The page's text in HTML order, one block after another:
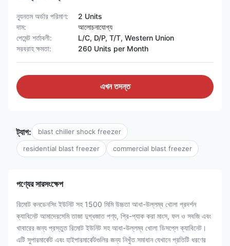
ন্যূনতম অর্ডার পরিমাণ:
2 Units
দাম:
আলোচনাযোগ্য
পেমেন্ট শর্তাবলী:
L/C, D/P, T/T, Western Union
সরবরাহ ক্ষমতা:
260 Units per Month
এখন তদন্ত
ট্যাগ: blast chiller shock freezer
residential blast freezer commercial blast freezer
পণ্যের সারসংক্ষেপ
রিমোট কনডেনসিং ইউনিট সহ 1500 মিমি উচ্চতা আধা-উল্লম্ব খোলা প্রদর্শন
ক্যাবিনেট আমাদেরসেমি তাজা দুগ্ধজাত পণ্য, প্রি-প্যাক করা মাংস, ফল ও সবজি এবং
খাবারের জন্য প্রস্তুত রিমোট ইউনিট সহ আধা-উল্লম্ব খোলা ডিসপ্লে ক্যাবিনেট।
এটি সুপারমার্কেট এবং হাইপারমার্কেটগুলির জন্য নিখুঁত সমাধান যেখানে প্রতিটি ধরণের